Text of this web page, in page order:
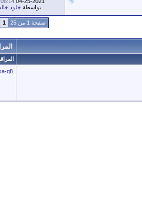
بواسطة خلود خالد
صفحة 1 من 25 1
q8